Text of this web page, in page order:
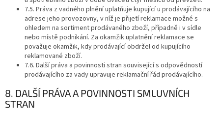
7.5. Práva z vadného plnění uplatňuje kupující u prodávajícího na
adrese jeho provozovny, v níž je přijetí reklamace možné s
ohledem na sortiment prodávaného zboží, případně i v sídle
nebo místě podnikání. Za okamžik uplatnění reklamace se
považuje okamžik, kdy prodávající obdržel od kupujícího
reklamované zboží.
7.6. Další práva a povinnosti stran související s odpovědností
prodávajícího za vady upravuje reklamační řád prodávajícího.
8. DALŠÍ PRÁVA A POVINNOSTI SMLUVNÍCH
STRAN